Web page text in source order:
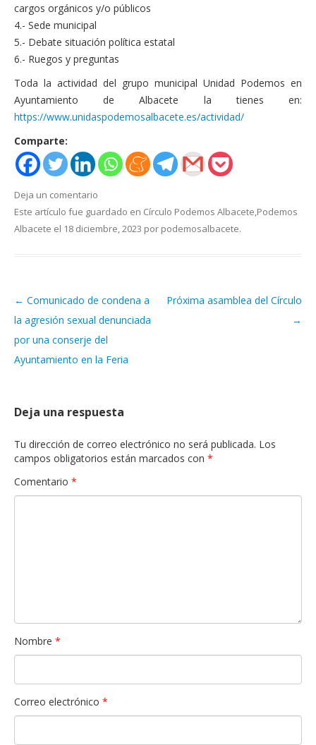
cargos orgánicos y/o públicos
4.- Sede municipal
5.- Debate situación política estatal
6.- Ruegos y preguntas
Toda la actividad del grupo municipal Unidad Podemos en
Ayuntamiento de Albacete la tienes en:
https://www.unidaspodemosalbacete.es/actividad/
Comparte:
Deja un comentario
Este artículo fue guardado en Círculo Podemos Albacete,Podemos
Albacete el 18 diciembre, 2023 por podemosalbacete.
Navegación de artículos
← Comunicado de condena a
la agresión sexual denunciada
por una conserje del
Ayuntamiento en la Feria
Próxima asamblea del Círculo
→
Deja una respuesta
Tu dirección de correo electrónico no será publicada. Los
campos obligatorios están marcados con *
Comentario *
Nombre *
Correo electrónico *